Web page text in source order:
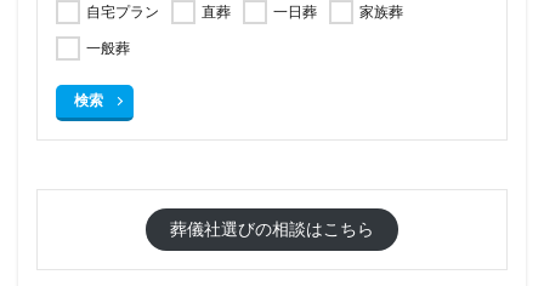
自宅プラン 直葬 一日葬
家族葬
一般葬
検索
葬儀社選びの相談はこちら